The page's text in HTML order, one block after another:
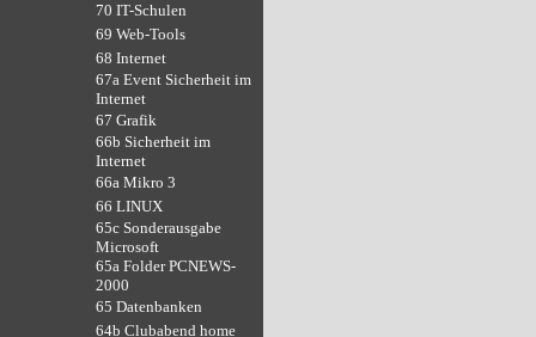
70 IT-Schulen
69 Web-Tools
68 Internet
67a Event Sicherheit im
Internet
67 Grafik
66b Sicherheit im
Internet
66a Mikro 3
66 LINUX
65c Sonderausgabe
Microsoft
65a Folder PCNEWS-
2000
65 Datenbanken
64b Clubabend home